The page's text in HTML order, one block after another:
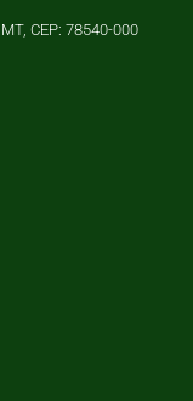
CEP: 78540-000